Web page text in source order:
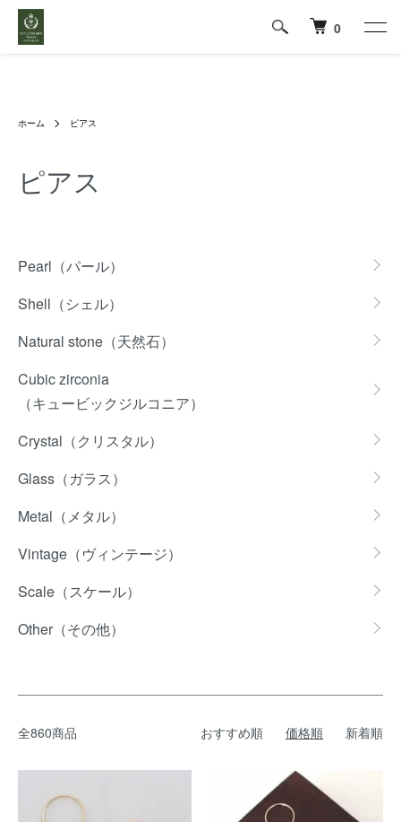
0
ホーム ピアス
ピアス
Pearl（パール）
Shell（シェル）
Natural stone（天然石）
Cubic zirconia
（キュービックジルコニア）
Crystal（クリスタル）
Glass（ガラス）
Metal（メタル）
Vintage（ヴィンテージ）
Scale（スケール）
Other（その他）
全860商品 おすすめ順 価格順 新着順